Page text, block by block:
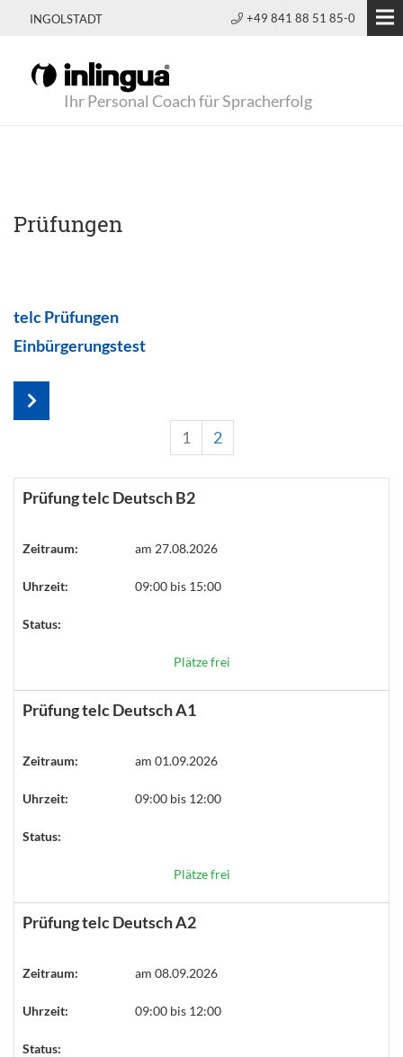
INGOLSTADT +49 841 88 51 85-0
Ihr Personal Coach für Spracherfolg
Prüfungen
telc Prüfungen
Einbürgerungstest
1 2
Prüfung telc Deutsch B2
Zeitraum: am 27.08.2026
Uhrzeit: 09:00 bis 15:00
Status:
Plätze frei
Prüfung telc Deutsch A1
Zeitraum: am 01.09.2026
Uhrzeit: 09:00 bis 12:00
Status:
Plätze frei
Prüfung telc Deutsch A2
Zeitraum: am 08.09.2026
Uhrzeit: 09:00 bis 12:00
Status: